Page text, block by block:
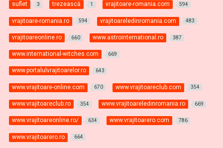
suflet 3 trezească 1 vrajitoare-romania.com 594
vrajitoare-romania.ro 594 vrajitoareledinromania.com 483
vrajitoareonline.ro 660 www.astrointernational.ro 387
www.international-witches.com 669
www.portalulvrajitoarelor.ro 643
www.vrajitoare-online.com 670 www.vrajitoareclub.com 354
www.vrajitoareclub.ro 354 www.vrajitoareledinromania.ro 669
www.vrajitoareonline.ro/ 634 www.vrajitoarero.com 786
www.vrajitoarero.ro 664